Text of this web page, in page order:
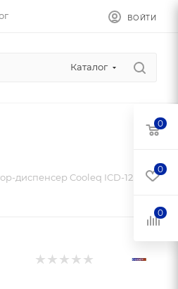
ВОЙТИ
Каталог
диспенсер Cooleq ICD-12
0
0
0